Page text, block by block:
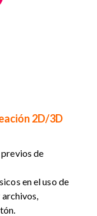
2D/3D
de
en el uso de